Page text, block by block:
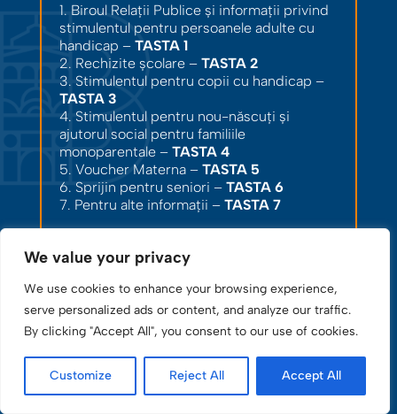
We value your privacy
We use cookies to enhance your browsing experience,
serve personalized ads or content, and analyze our traffic.
By clicking "Accept All", you consent to our use of cookies.
Customize Reject All Accept All
1. Biroul Relații Publice și informații privind
stimulentul pentru persoanele adulte cu
handicap – TASTA 1
2. Rechizite școlare – TASTA 2
3. Stimulentul pentru copii cu handicap –
TASTA 3
4. Stimulentul pentru nou-născuți și
ajutorul social pentru familiile
monoparentale – TASTA 4
5. Voucher Materna – TASTA 5
6. Sprijin pentru seniori – TASTA 6
7. Pentru alte informații – TASTA 7
nostru!
RELAȚII PUBLICE / MASS-MEDIA:
Coordonator / Ilie Brîndușa
Telefon –021 314 23 15